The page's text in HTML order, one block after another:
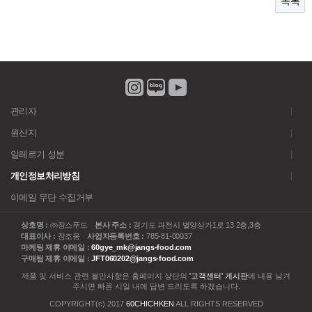
관리자
원산지
알레르기 성분
개인정보처리방침
이메일 무단 수집거부
상호명 : ㈜장스푸드 본사 주소 : 경기도 과천시 별양상가1로 13 2층,3층
대표이사 : 장조웅 사업자등록번호 :785-81-00037
마케팅 제휴 이메일 :60gye_mk@jangs-food.com
구매팀 제휴 이메일 :JFT060202@jangs-food.com
제품 및 서비스 관련 불만사항은 홈페이지 상단의 '고객센터' 게시판에 내용 남겨
주시면 빠른 시일 내에 답변 드리도록 하겠습니다.
COPYRIGHT(c) 2017 60CHICHKEN ALL RIGHTS RESERVED